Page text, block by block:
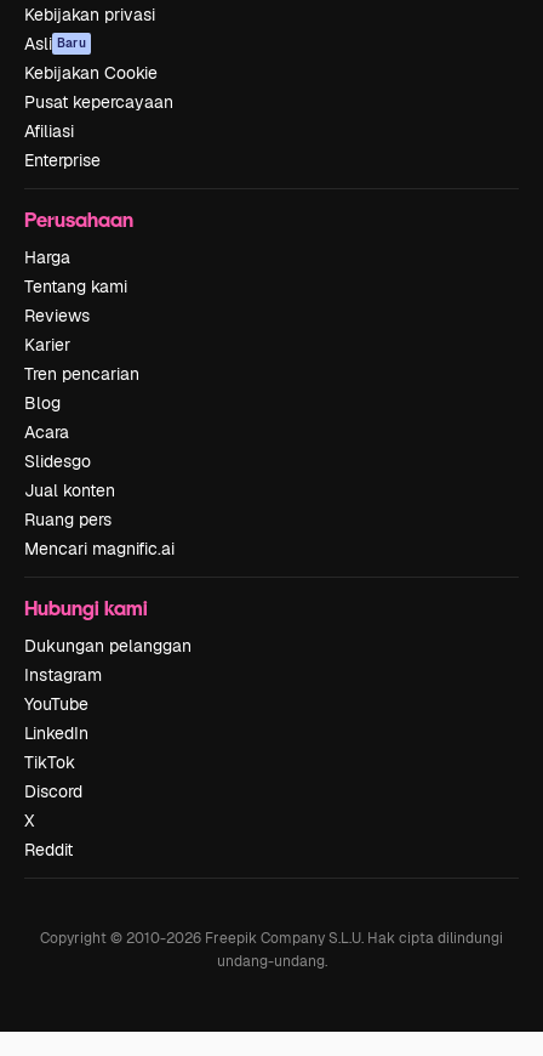
Kebijakan privasi
Asli Baru
Kebijakan Cookie
Pusat kepercayaan
Afiliasi
Enterprise
Perusahaan
Harga
Tentang kami
Reviews
Karier
Tren pencarian
Blog
Acara
Slidesgo
Jual konten
Ruang pers
Mencari magnific.ai
Hubungi kami
Dukungan pelanggan
Instagram
YouTube
LinkedIn
TikTok
Discord
X
Reddit
Copyright © 2010-2026 Freepik Company S.L.U. Hak cipta dilindungi
undang-undang.